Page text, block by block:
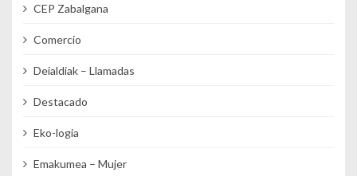
CEP Zabalgana
Comercio
Deialdiak – Llamadas
Destacado
Eko-logia
Emakumea – Mujer